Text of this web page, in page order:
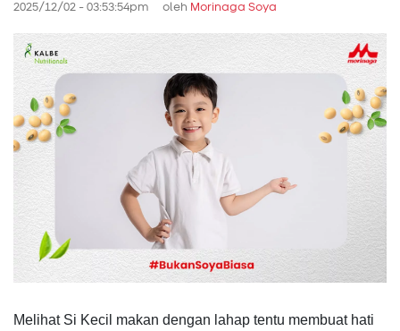
2025/12/02 - 03:53:54pm oleh Morinaga Soya
Melihat Si Kecil makan dengan lahap tentu membuat hati